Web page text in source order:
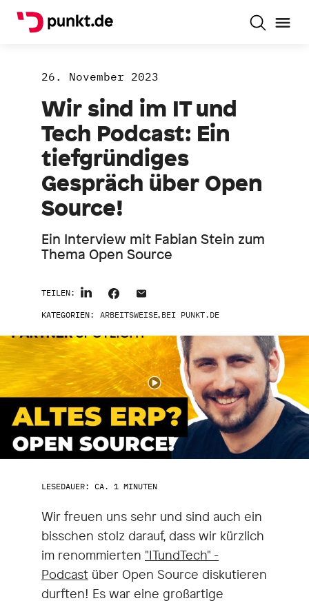
26. November 2023
Wir sind im IT und
Tech Podcast: Ein
tiefgründiges
Gespräch über Open
Source!
Ein Interview mit Fabian Stein zum
Thema Open Source
TEILEN:
KATEGORIEN: ARBEITSWEISE, BEI PUNKT.DE
LESEDAUER: CA. 1 MINUTEN
Wir freuen uns sehr und sind auch ein
bisschen stolz darauf, dass wir kürzlich
im renommierten "ITundTech" -
Podcast über Open Source diskutieren
durften! Es war eine großartige